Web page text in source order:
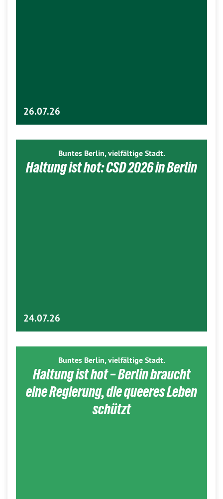
26.07.26
Buntes Berlin, vielfältige Stadt.
Haltung ist hot: CSD 2026 in Berlin
24.07.26
Buntes Berlin, vielfältige Stadt.
Haltung ist hot – Berlin braucht
eine Regierung, die queeres Leben
schützt